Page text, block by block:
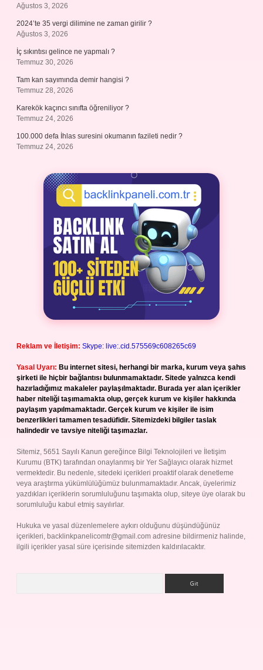
Ağustos 3, 2026
2024’te 35 vergi dilimine ne zaman girilir ?
Ağustos 3, 2026
İç sıkıntısı gelince ne yapmalı ?
Temmuz 30, 2026
Tam kan sayımında demir hangisi ?
Temmuz 28, 2026
Karekök kaçıncı sınıfta öğreniliyor ?
Temmuz 24, 2026
100.000 defa İhlas suresini okumanın fazileti nedir ?
Temmuz 24, 2026
Reklam ve İletişim: Skype: live:.cid.575569c608265c69
Yasal Uyarı: Bu internet sitesi, herhangi bir marka, kurum veya şahıs
şirketi ile hiçbir bağlantısı bulunmamaktadır. Sitede yalnızca kendi
hazırladığımız makaleler paylaşılmaktadır. Burada yer alan içerikler
haber niteliği taşımamakta olup, gerçek kurum ve kişiler hakkında
paylaşım yapılmamaktadır. Gerçek kurum ve kişiler ile isim
benzerlikleri tamamen tesadüfidir. Sitemizdeki bilgiler taslak
halindedir ve tavsiye niteliği taşımazlar.
Sitemiz, 5651 Sayılı Kanun gereğince Bilgi Teknolojileri ve İletişim
Kurumu (BTK) tarafından onaylanmış bir Yer Sağlayıcı olarak hizmet
vermektedir. Bu nedenle, sitedeki içerikleri proaktif olarak denetleme
veya araştırma yükümlülüğümüz bulunmamaktadır. Ancak, üyelerimiz
yazdıkları içeriklerin sorumluluğunu taşımakta olup, siteye üye olarak bu
sorumluluğu kabul etmiş sayılırlar.
Hukuka ve yasal düzenlemelere aykırı olduğunu düşündüğünüz
içerikleri, backlinkpanelicomtr@gmail.com adresine bildirmeniz halinde,
ilgili içerikler yasal süre içerisinde sitemizden kaldırılacaktır.